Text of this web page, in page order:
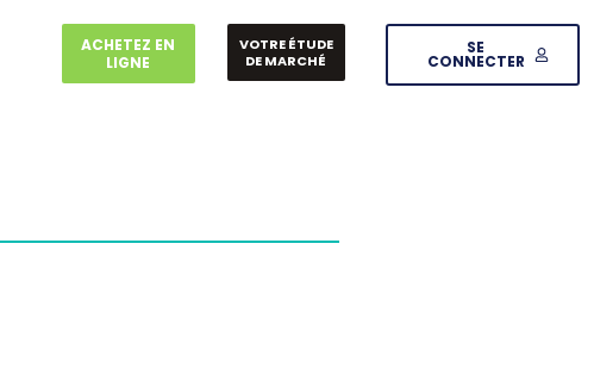
ACHETEZ EN
LIGNE
VOTRE ÉTUDE
DE MARCHÉ
SE
CONNECTER